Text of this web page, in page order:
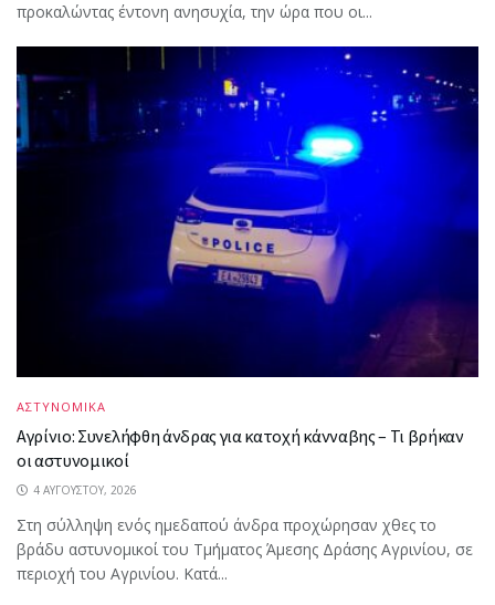
προκαλώντας έντονη ανησυχία, την ώρα που οι...
ΑΣΤΥΝΟΜΙΚΑ
Αγρίνιο: Συνελήφθη άνδρας για κατοχή κάνναβης – Τι βρήκαν
οι αστυνομικοί
4 ΑΥΓΟΎΣΤΟΥ, 2026
Στη σύλληψη ενός ημεδαπού άνδρα προχώρησαν χθες το
βράδυ αστυνομικοί του Τμήματος Άμεσης Δράσης Αγρινίου, σε
περιοχή του Αγρινίου. Κατά...